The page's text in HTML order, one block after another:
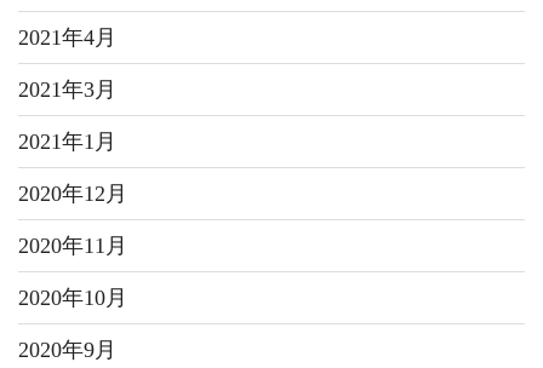
2021年4月
2021年3月
2021年1月
2020年12月
2020年11月
2020年10月
2020年9月